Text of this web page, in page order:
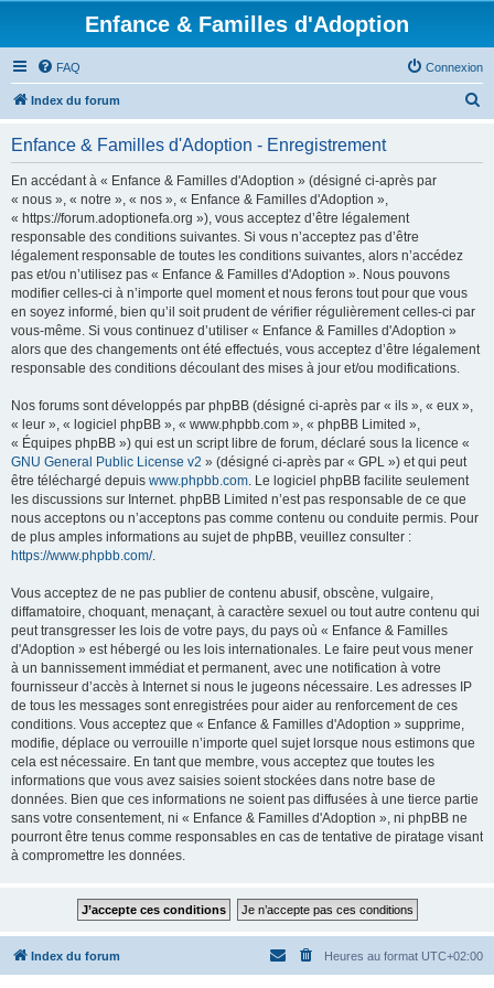
Enfance & Familles d'Adoption
FAQ Connexion
Index du forum
Enfance & Familles d'Adoption - Enregistrement
En accédant à « Enfance & Familles d'Adoption » (désigné ci-après par
« nous », « notre », « nos », « Enfance & Familles d'Adoption »,
« https://forum.adoptionefa.org »), vous acceptez d’être légalement
responsable des conditions suivantes. Si vous n’acceptez pas d’être
légalement responsable de toutes les conditions suivantes, alors n’accédez
pas et/ou n’utilisez pas « Enfance & Familles d'Adoption ». Nous pouvons
modifier celles-ci à n’importe quel moment et nous ferons tout pour que vous
en soyez informé, bien qu’il soit prudent de vérifier régulièrement celles-ci par
vous-même. Si vous continuez d’utiliser « Enfance & Familles d'Adoption »
alors que des changements ont été effectués, vous acceptez d’être légalement
responsable des conditions découlant des mises à jour et/ou modifications.
Nos forums sont développés par phpBB (désigné ci-après par « ils », « eux »,
« leur », « logiciel phpBB », « www.phpbb.com », « phpBB Limited »,
« Équipes phpBB ») qui est un script libre de forum, déclaré sous la licence «
GNU General Public License v2 » (désigné ci-après par « GPL ») et qui peut
être téléchargé depuis www.phpbb.com. Le logiciel phpBB facilite seulement
les discussions sur Internet. phpBB Limited n’est pas responsable de ce que
nous acceptons ou n’acceptons pas comme contenu ou conduite permis. Pour
de plus amples informations au sujet de phpBB, veuillez consulter :
https://www.phpbb.com/.
Vous acceptez de ne pas publier de contenu abusif, obscène, vulgaire,
diffamatoire, choquant, menaçant, à caractère sexuel ou tout autre contenu qui
peut transgresser les lois de votre pays, du pays où « Enfance & Familles
d'Adoption » est hébergé ou les lois internationales. Le faire peut vous mener
à un bannissement immédiat et permanent, avec une notification à votre
fournisseur d’accès à Internet si nous le jugeons nécessaire. Les adresses IP
de tous les messages sont enregistrées pour aider au renforcement de ces
conditions. Vous acceptez que « Enfance & Familles d'Adoption » supprime,
modifie, déplace ou verrouille n’importe quel sujet lorsque nous estimons que
cela est nécessaire. En tant que membre, vous acceptez que toutes les
informations que vous avez saisies soient stockées dans notre base de
données. Bien que ces informations ne soient pas diffusées à une tierce partie
sans votre consentement, ni « Enfance & Familles d'Adoption », ni phpBB ne
pourront être tenus comme responsables en cas de tentative de piratage visant
à compromettre les données.
Index du forum Heures au format UTC+02:00